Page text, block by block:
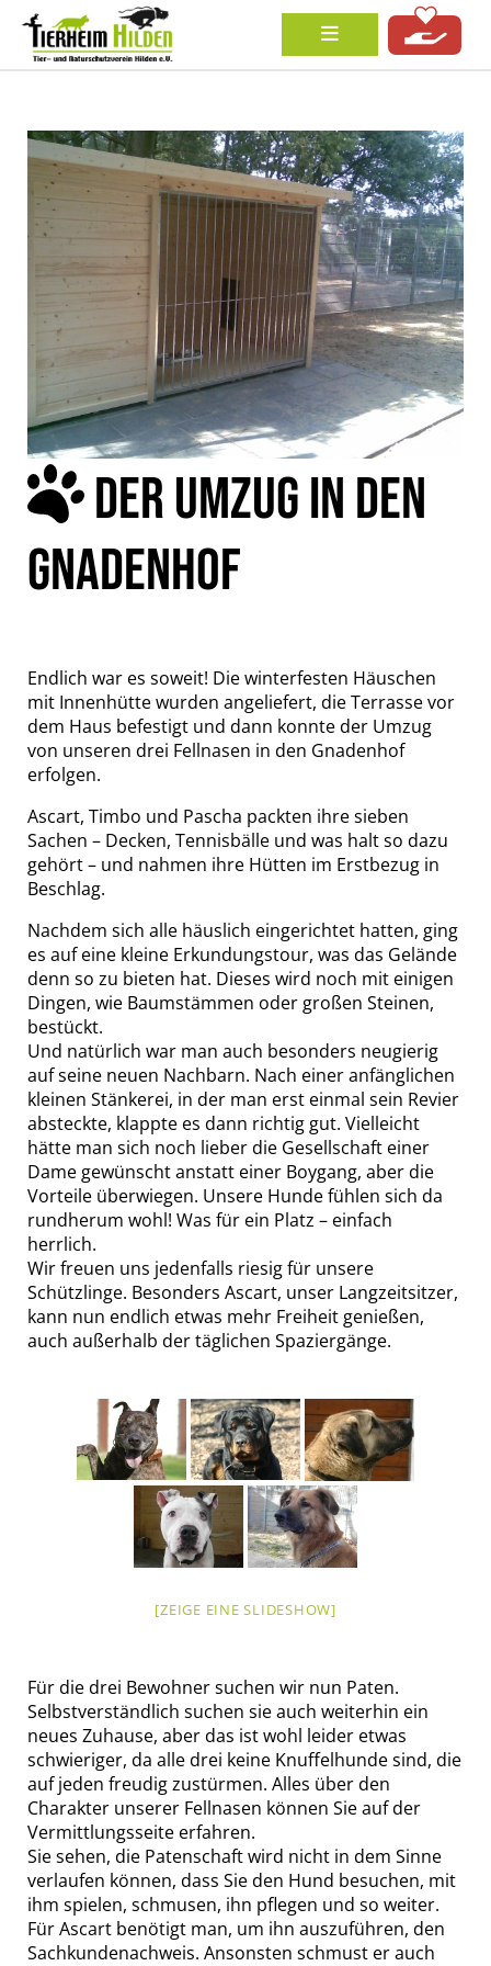
DER UMZUG IN DEN
GNADENHOF
Endlich war es soweit! Die winterfesten Häuschen
mit Innenhütte wurden angeliefert, die Terrasse vor
dem Haus befestigt und dann konnte der Umzug
von unseren drei Fellnasen in den Gnadenhof
erfolgen.
Ascart, Timbo und Pascha packten ihre sieben
Sachen – Decken, Tennisbälle und was halt so dazu
gehört – und nahmen ihre Hütten im Erstbezug in
Beschlag.
Nachdem sich alle häuslich eingerichtet hatten, ging
es auf eine kleine Erkundungstour, was das Gelände
denn so zu bieten hat. Dieses wird noch mit einigen
Dingen, wie Baumstämmen oder großen Steinen,
bestückt.
Und natürlich war man auch besonders neugierig
auf seine neuen Nachbarn. Nach einer anfänglichen
kleinen Stänkerei, in der man erst einmal sein Revier
absteckte, klappte es dann richtig gut. Vielleicht
hätte man sich noch lieber die Gesellschaft einer
Dame gewünscht anstatt einer Boygang, aber die
Vorteile überwiegen. Unsere Hunde fühlen sich da
rundherum wohl! Was für ein Platz – einfach
herrlich.
Wir freuen uns jedenfalls riesig für unsere
Schützlinge. Besonders Ascart, unser Langzeitsitzer,
kann nun endlich etwas mehr Freiheit genießen,
auch außerhalb der täglichen Spaziergänge.
[ZEIGE EINE SLIDESHOW]
Für die drei Bewohner suchen wir nun Paten.
Selbstverständlich suchen sie auch weiterhin ein
neues Zuhause, aber das ist wohl leider etwas
schwieriger, da alle drei keine Knuffelhunde sind, die
auf jeden freudig zustürmen. Alles über den
Charakter unserer Fellnasen können Sie auf der
Vermittlungsseite erfahren.
Sie sehen, die Patenschaft wird nicht in dem Sinne
verlaufen können, dass Sie den Hund besuchen, mit
ihm spielen, schmusen, ihn pflegen und so weiter.
Für Ascart benötigt man, um ihn auszuführen, den
Sachkundenachweis. Ansonsten schmust er auch